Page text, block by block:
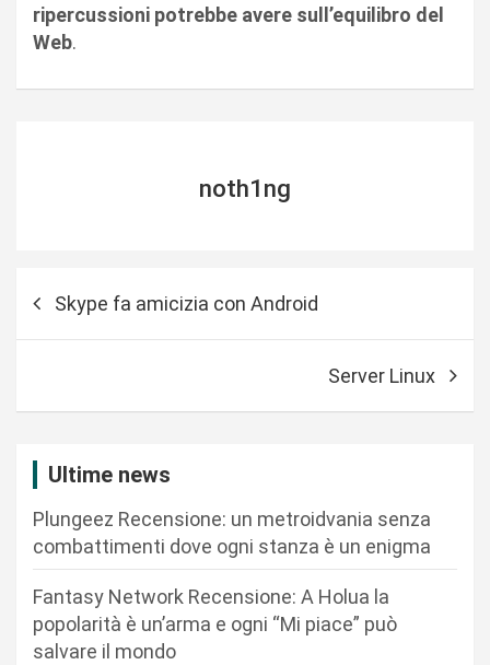
ripercussioni potrebbe avere sull’equilibro del
Web.
noth1ng
Skype fa amicizia con Android
Server Linux
Ultime news
Plungeez Recensione: un metroidvania senza
combattimenti dove ogni stanza è un enigma
Fantasy Network Recensione: A Holua la
popolarità è un’arma e ogni “Mi piace” può
salvare il mondo